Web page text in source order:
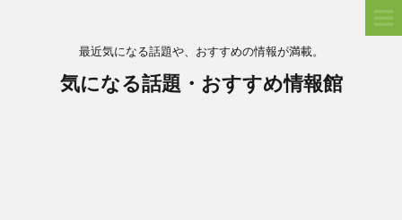
最近気になる話題や、おすすめの情報が満載。
気になる話題・おすすめ情報館